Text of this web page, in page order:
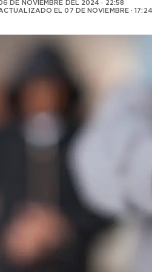
DE NOVIEMBRE DEL 2024 · 22:58
EL07 DE NOVIEMBRE · 17:24